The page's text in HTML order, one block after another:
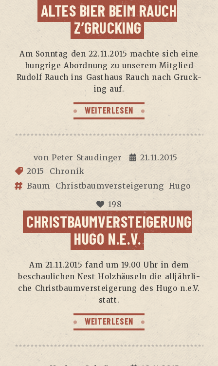
ALTES BIER BEIM RAUCH
Z’GRUCKING
Am Sonn­tag den 22.11.2015 mach­te sich eine
hung­ri­ge Abord­nung zu unse­rem Mit­glied
Rudolf Rauch ins Gast­haus Rauch nach Gruck­
ing auf.
WEITERLESEN
vonPeter Staudinger
21.11.2015
2015
Chronik
Baum
Christbaumversteigerung Hugo
198
CHRISTBAUMVERSTEIGERUNG
HUGO N.E.V.
Am 21.11.2015 fand um 19.00 Uhr in dem
beschau­li­chen Nest Holz­häu­seln die all­jähr­li­
che Christ­baum­ver­stei­ge­rung des Hugo n.e.V.
statt.
WEITERLESEN